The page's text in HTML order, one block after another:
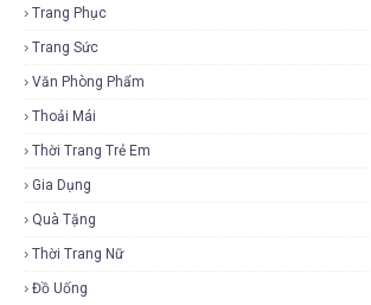
Trang Phục
Trang Sức
Văn Phòng Phẩm
Thoải Mái
Thời Trang Trẻ Em
Gia Dụng
Quà Tặng
Thời Trang Nữ
Đồ Uống